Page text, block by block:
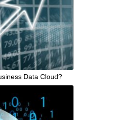
Data Cloud?